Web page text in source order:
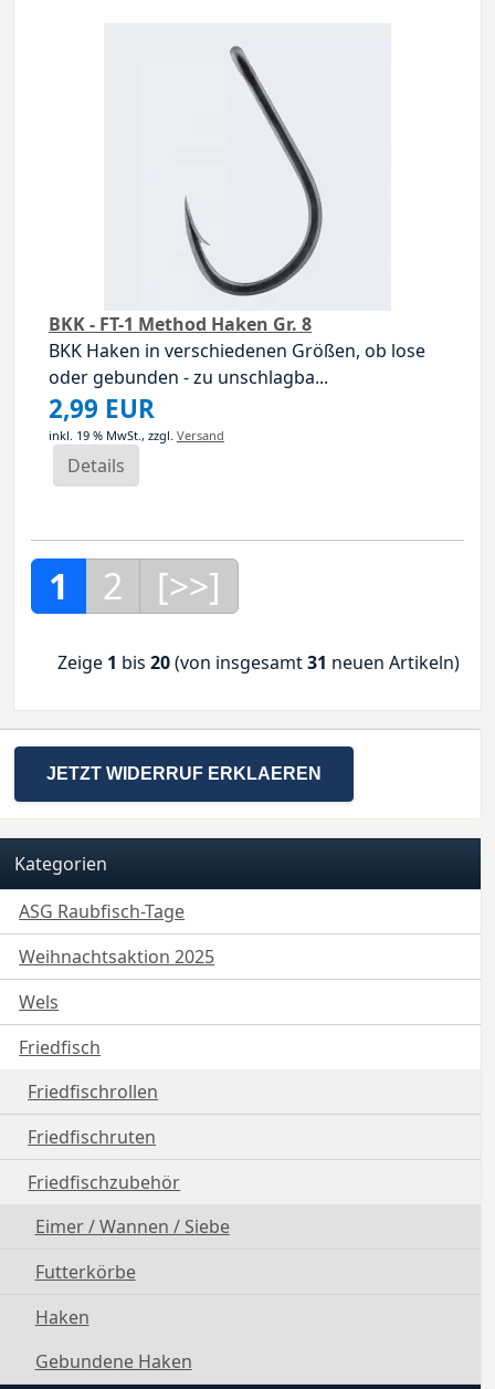
BKK - FT-1 Method Haken Gr. 8
BKK Haken in verschiedenen Größen, ob lose
oder gebunden - zu unschlagba...
2,99 EUR
inkl. 19 % MwSt., zzgl. Versand
Details
1 2 [>>]
Zeige 1 bis 20(von insgesamt31 neuen Artikeln)
JETZT WIDERRUF ERKLAEREN
Kategorien
ASG Raubfisch-Tage
Weihnachtsaktion 2025
Wels
Friedfisch
Friedfischrollen
Friedfischruten
Friedfischzubehör
Eimer / Wannen / Siebe
Futterkörbe
Haken
Gebundene Haken